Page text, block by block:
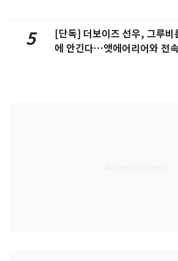
5
[단독] 더보이즈 선우, 그루비
에 안긴다…앳에어리어와 전